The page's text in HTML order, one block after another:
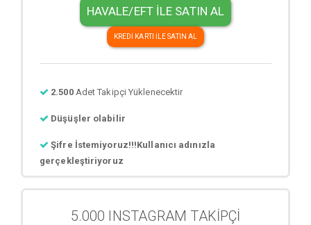
HAVALE/EFT İLE SATIN AL
KREDİ KARTI İLE SATIN AL
2.500 Adet Takipçi Yüklenecektir
Düşüşler olabilir
Şifre İstemiyoruz!!!Kullanıcı adınızla
gerçekleştiriyoruz
5.000 INSTAGRAM TAKİPÇİ